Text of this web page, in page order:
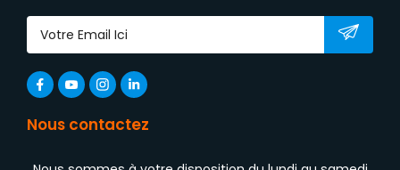
Nous contactez